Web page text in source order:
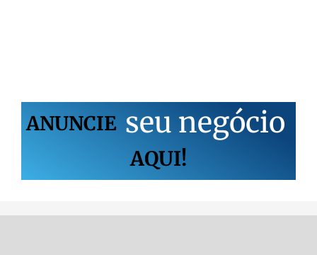
ANUNCIE seu negócio
AQUI!